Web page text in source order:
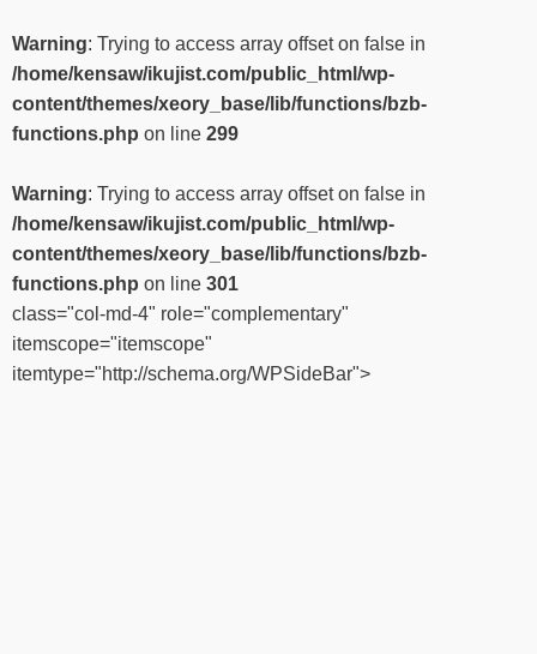
Warning: Trying to access array offset on false in
/home/kensaw/ikujist.com/public_html/wp-
content/themes/xeory_base/lib/functions/bzb-
functions.php on line 299
Warning: Trying to access array offset on false in
/home/kensaw/ikujist.com/public_html/wp-
content/themes/xeory_base/lib/functions/bzb-
functions.php on line 301
class="col-md-4" role="complementary"
itemscope="itemscope"
itemtype="http://schema.org/WPSideBar">